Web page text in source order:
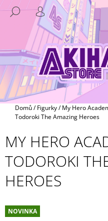
na
HLEDAT
PŘIHLÁŠENÍ
Domů/ Figurky/ My Hero
Todoroki The Amazing Heroes
MY HERO
TODOROKI
HEROES
NOVINKA
K
K
ZPĚT
ZPĚT
C
O
P
O
T
Ř
E
B
U
E
E